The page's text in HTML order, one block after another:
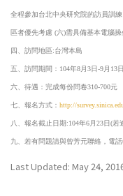
全程參加台北中央研究院的訪員訓
區者優先考慮 (六)需具備基本電腦
四、訪問地區:台灣本島
五、訪問期間：104年8月3日-9月13
六、待遇：完成每份問卷310-700元
七、報名方式： http://
八、報名截止日期:104年6月23日(
九、若有問題請與曾芳元聯絡，電話
Last Updated: May 24,